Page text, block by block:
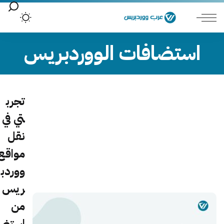
استضافات الووردبريس
تجرب
تي في
نقل
ووردب
ريس
من